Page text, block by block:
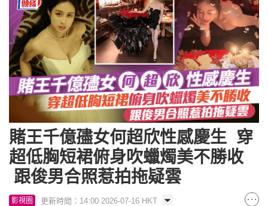
賭王千億孻女何超欣性感慶生 穿
超低胸短裙俯身吹蠟燭美不勝收
跟俊男合照惹拍拖疑雲
影視圈 更新時間：14:00 2026-07-16 HKT